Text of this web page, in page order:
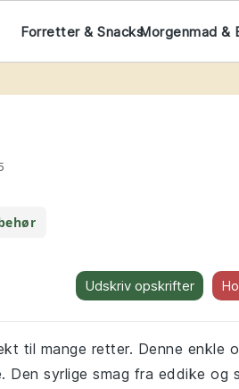
Forretter & SnacksMorgenmad &
Udskriv opskrifter
til mange retter. Denne enkle
syrlige smag fra eddike og